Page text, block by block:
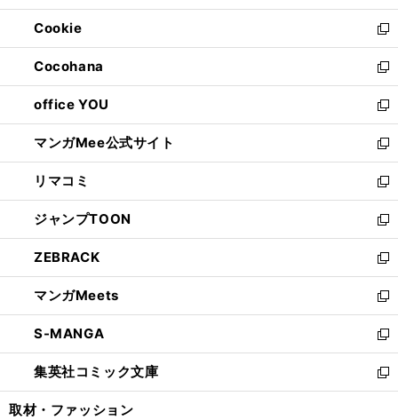
開
く
ウ
で
開
く
ン
ド
ウ
で
開
く
ウ
ィ
ン
ド
ウ
で
開
く
Cookie
新
し
い
ウ
ィ
ン
ド
ウ
で
開
く
Cocohana
新
し
い
ウ
ィ
ン
ド
ウ
で
開
く
office YOU
新
し
い
ウ
ィ
ン
ド
ウ
で
開
く
マンガMee公式サイト
新
し
い
ウ
ィ
ン
ド
ウ
で
開
く
リマコミ
新
し
い
ウ
ィ
ン
ド
ウ
で
開
く
ジャンプTOON
新
し
い
ウ
ィ
ン
ド
ウ
で
開
ZEBRACK
新
し
い
ウ
ィ
ン
ド
ウ
マンガMeets
新
し
い
ウ
ィ
ン
S-MANGA
新
し
い
ウ
集英社コミック文庫
新
し
取材・ファッション